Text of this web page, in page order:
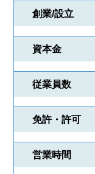
物件検索
業種一覧
会員登録
創業/設立
資本金
従業員数
免許・許可
営業時間